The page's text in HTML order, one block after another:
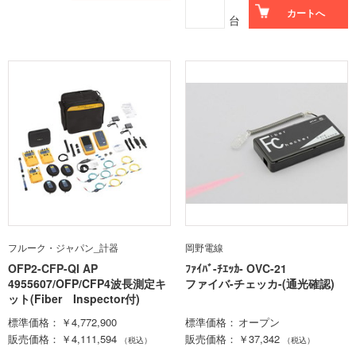
台 カートへ
フルーク・ジャパン_計器
OFP2-CFP-QI AP
4955607/OFP/CFP4波長測定キ
ット(Fiber Inspector付)
標準価格
￥4,772,900
販売価格
￥4,111,594 （税込）
岡野電線
ﾌｧｲﾊﾞ-ﾁｴｯｶ- OVC-21
ファイバ-チェッカ-(通光確認)
標準価格
オープン
販売価格
￥37,342 （税込）